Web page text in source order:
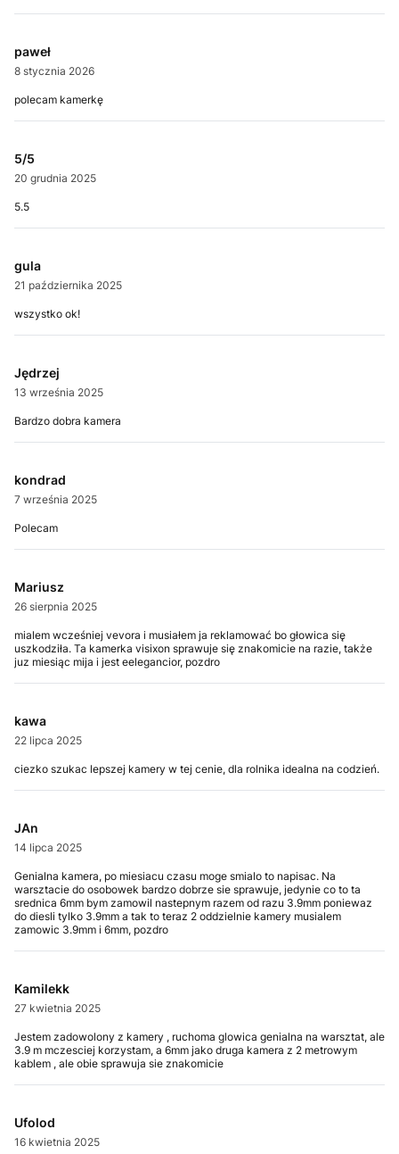
paweł
8 stycznia 2026
polecam kamerkę
5/5
20 grudnia 2025
5.5
gula
21 października 2025
wszystko ok!
Jędrzej
13 września 2025
Bardzo dobra kamera
kondrad
7 września 2025
Polecam
Mariusz
26 sierpnia 2025
mialem wcześniej vevora i musiałem ja reklamować bo głowica się
uszkodziła. Ta kamerka visixon sprawuje się znakomicie na razie, także
juz miesiąc mija i jest eelegancior, pozdro
kawa
22 lipca 2025
ciezko szukac lepszej kamery w tej cenie, dla rolnika idealna na codzień.
JAn
14 lipca 2025
Genialna kamera, po miesiacu czasu moge smialo to napisac. Na
warsztacie do osobowek bardzo dobrze sie sprawuje, jedynie co to ta
srednica 6mm bym zamowil nastepnym razem od razu 3.9mm poniewaz
do diesli tylko 3.9mm a tak to teraz 2 oddzielnie kamery musialem
zamowic 3.9mm i 6mm, pozdro
Kamilekk
27 kwietnia 2025
Jestem zadowolony z kamery , ruchoma glowica genialna na warsztat, ale
3.9 m mczesciej korzystam, a 6mm jako druga kamera z 2 metrowym
kablem , ale obie sprawuja sie znakomicie
Ufolod
16 kwietnia 2025